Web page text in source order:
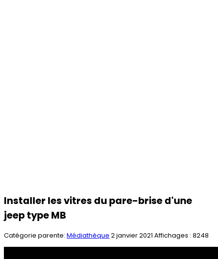
Installer les vitres du pare-brise d'une
jeep type MB
Catégorie parente: Médiathèque 2 janvier 2021 Affichages : 8248